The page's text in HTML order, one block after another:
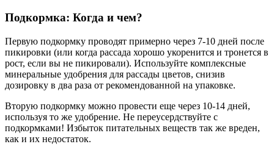
Подкормка: Когда и чем?
Первую подкормку проводят примерно через 7-10 дней после
пикировки (или когда рассада хорошо укоренится и тронется в
рост, если вы не пикировали). Используйте комплексные
минеральные удобрения для рассады цветов, снизив
дозировку в два раза от рекомендованной на упаковке.
Вторую подкормку можно провести еще через 10-14 дней,
используя то же удобрение. Не переусердствуйте с
подкормками! Избыток питательных веществ так же вреден,
как и их недостаток.